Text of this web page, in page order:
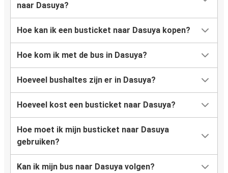
naar Dasuya?
Hoe kan ik een busticket naar Dasuya kopen?
Hoe kom ik met de bus in Dasuya?
Hoeveel bushaltes zijn er in Dasuya?
Hoeveel kost een busticket naar Dasuya?
Hoe moet ik mijn busticket naar Dasuya
gebruiken?
Kan ik mijn bus naar Dasuya volgen?